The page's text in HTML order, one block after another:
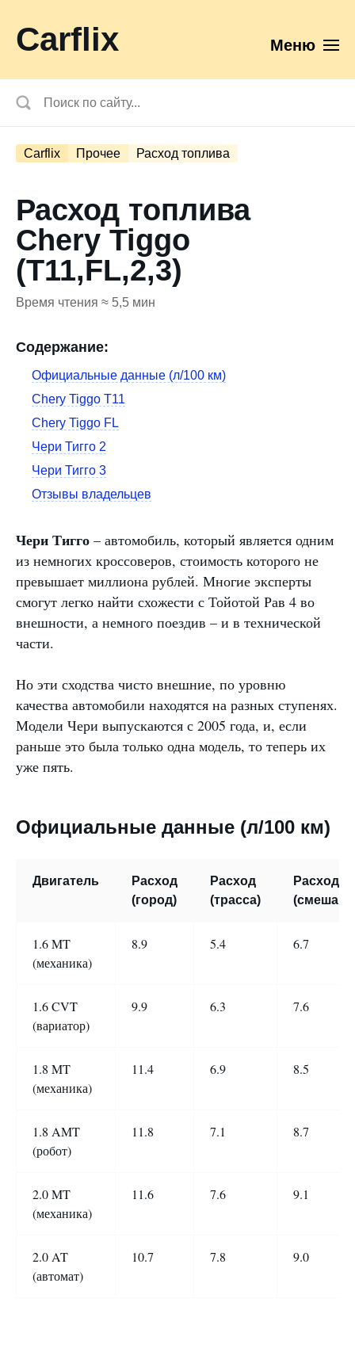
Carflix Меню
Carflix Прочее Расход топлива
Расход топлива
Chery Tiggo
(T11,FL,2,3)
Время чтения ≈ 5,5 мин
Содержание:
Официальные данные (л/100 км)
Chery Tiggo T11
Chery Tiggo FL
Чери Тигго 2
Чери Тигго 3
Отзывы владельцев
Чери Тигго – автомобиль, который является одним
из немногих кроссоверов, стоимость которого не
превышает миллиона рублей. Многие эксперты
смогут легко найти схожести с Тойотой Рав 4 во
внешности, а немного поездив – и в технической
части.
Но эти сходства чисто внешние, по уровню
качества автомобили находятся на разных ступенях.
Модели Чери выпускаются с 2005 года, и, если
раньше это была только одна модель, то теперь их
уже пять.
Официальные данные (л/100 км)
Двигатель
Расход
(город)
Расход
(трасса)
Расход
1.6 MT
(механика)
8.9 5.4 6.7
1.6 CVT
(вариатор)
9.9 6.3 7.6
1.8 MT
(механика)
11.4 6.9 8.5
1.8 AMT
(робот)
11.8 7.1 8.7
2.0 MT
(механика)
11.6 7.6 9.1
2.0 AT
(автомат)
10.7 7.8 9.0